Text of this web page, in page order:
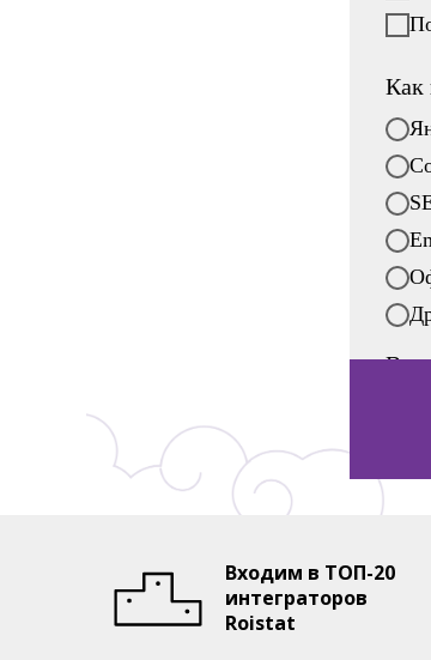
Как
Входим в ТОП-20
интеграторов
Roistat